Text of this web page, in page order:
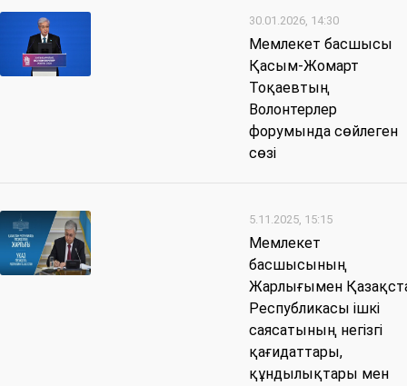
30.01.2026, 14:30
Мемлекет басшысы
Қасым-Жомарт
Тоқаевтың
Волонтерлер
форумында сөйлеген
сөзі
5.11.2025, 15:15
Мемлекет
басшысының
Жарлығымен
Республикасы ішкі
саясатының негізгі
қағидаттары,
құндылықтары мен